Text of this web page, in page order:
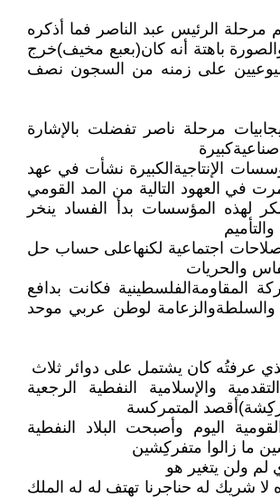
مرحلة الرئيس عبد الناصر فما أذكره
باهتة أنه كان(بعبع مخيف)خرج
على زمنه من السجون نصف
مرحلة ناصر تفضلت بالإشارة
الإنتاجيةالكبيرة نشأت في عهد
في العهود التالية من المد القومي
لهذه المؤسسات بدأ الفساد ينخر
اجتماعية لكنهاعلى حساب حل
والحريات
المقاومةالفلسطينية فكانت بدافع
والسلطةوالزعامة لوطن عربي موحد
عرفتُه كان يشتمل على دوائر ثلاث
والإسلامية النفطية الرجعية
المتمركسة
اليوم وأصبحت البلاد النفطية
ما زالوا متفركِشين
لم ولن يتغير هو
لا شريك له حناجرنا تهتف له له الملك